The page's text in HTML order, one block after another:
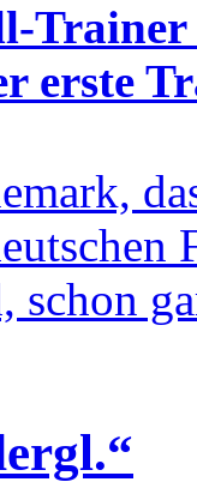
erste
schon